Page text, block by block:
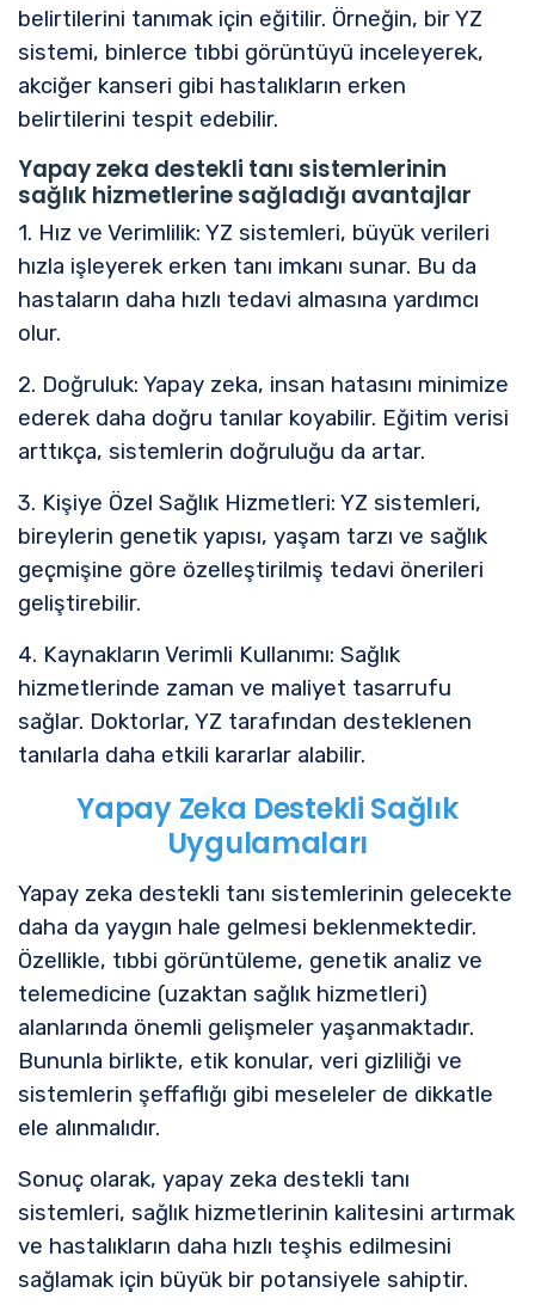
belirtilerini tanımak için eğitilir. Örneğin, bir YZ
sistemi, binlerce tıbbi görüntüyü inceleyerek,
akciğer kanseri gibi hastalıkların erken
belirtilerini tespit edebilir.
Yapay zeka destekli tanı sistemlerinin
sağlık hizmetlerine sağladığı avantajlar
1. Hız ve Verimlilik: YZ sistemleri, büyük verileri
hızla işleyerek erken tanı imkanı sunar. Bu da
hastaların daha hızlı tedavi almasına yardımcı
olur.
2. Doğruluk: Yapay zeka, insan hatasını minimize
ederek daha doğru tanılar koyabilir. Eğitim verisi
arttıkça, sistemlerin doğruluğu da artar.
3. Kişiye Özel Sağlık Hizmetleri: YZ sistemleri,
bireylerin genetik yapısı, yaşam tarzı ve sağlık
geçmişine göre özelleştirilmiş tedavi önerileri
geliştirebilir.
4. Kaynakların Verimli Kullanımı: Sağlık
hizmetlerinde zaman ve maliyet tasarrufu
sağlar. Doktorlar, YZ tarafından desteklenen
tanılarla daha etkili kararlar alabilir.
Yapay Zeka Destekli Sağlık
Uygulamaları
Yapay zeka destekli tanı sistemlerinin gelecekte
daha da yaygın hale gelmesi beklenmektedir.
Özellikle, tıbbi görüntüleme, genetik analiz ve
telemedicine (uzaktan sağlık hizmetleri)
alanlarında önemli gelişmeler yaşanmaktadır.
Bununla birlikte, etik konular, veri gizliliği ve
sistemlerin şeffaflığı gibi meseleler de dikkatle
ele alınmalıdır.
Sonuç olarak, yapay zeka destekli tanı
sistemleri, sağlık hizmetlerinin kalitesini artırmak
ve hastalıkların daha hızlı teşhis edilmesini
sağlamak için büyük bir potansiyele sahiptir.